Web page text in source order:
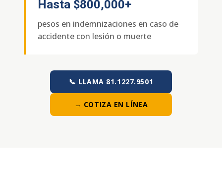
Hasta $800,000+
pesos en indemnizaciones en caso de
accidente con lesión o muerte
📞 LLAMA 81.1227.9501
→ COTIZA EN LÍNEA